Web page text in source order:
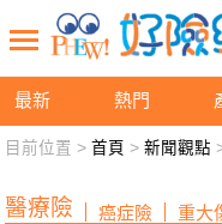
最新 熱門
新聞觀點 業務
退休先準備 好險
目前位置 >首頁 >新聞觀點
醫療險 癌症險 重大